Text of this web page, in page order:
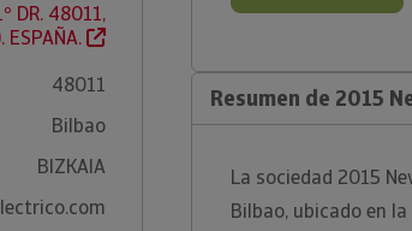
DR. 48011,
ESPAÑA.
48011
Bilbao
BIZKAIA
Resumen de 2015
La sociedad 2015
Bilbao, ubicado en